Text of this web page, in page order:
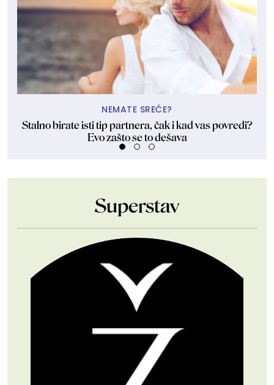
NEMATE SREĆE?
Stalno birate isti tip partnera, čak i kad vas povredi?
Evo zašto se to dešava
Superstav